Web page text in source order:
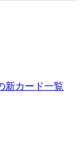
新カード一覧